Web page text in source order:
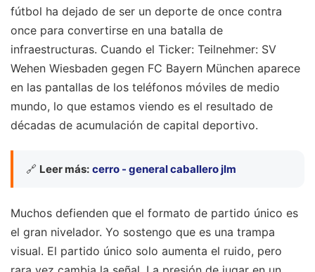
fútbol ha dejado de ser un deporte de once contra
once para convertirse en una batalla de
infraestructuras. Cuando el Ticker: Teilnehmer: SV
Wehen Wiesbaden gegen FC Bayern München aparece
en las pantallas de los teléfonos móviles de medio
mundo, lo que estamos viendo es el resultado de
décadas de acumulación de capital deportivo.
🔗 Leer más: cerro - general caballero jlm
Muchos defienden que el formato de partido único es
el gran nivelador. Yo sostengo que es una trampa
visual. El partido único solo aumenta el ruido, pero